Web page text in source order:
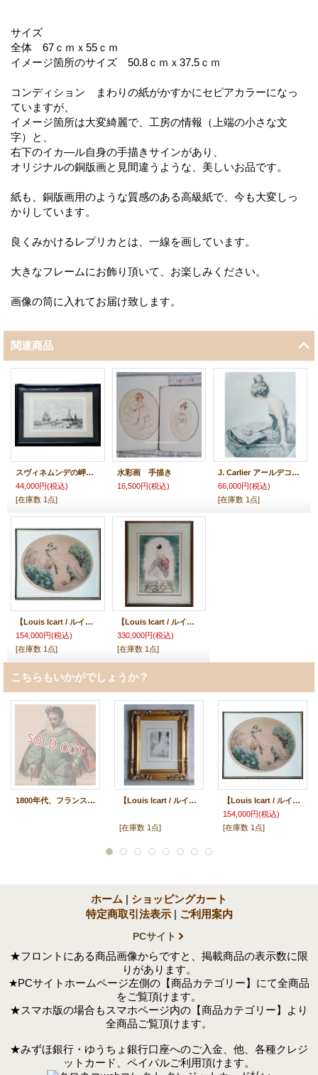
サイズ
全体 67ｃｍｘ55ｃｍ
イメージ箇所のサイズ 50.8ｃｍｘ37.5ｃｍ
コンディション まわりの紙がかすかにセピアカラーになっ
ていますが、
イメージ箇所は大変綺麗で、工房の情報（上端の小さな文
字）と、
右下のイカ―ル自身の手描きサインがあり、
オリジナルの銅版画と見間違うような、美しいお品です。
紙も、銅版画用のような質感のある高級紙で、今も大変しっ
かりしています。
良くみかけるレプリカとは、一線を画しています。
大きなフレームにお飾り頂いて、お楽しみください。
画像の筒に入れてお届け致します。
関連商品
スヴィネムンデの岬・2隻の帆船と2つの灯台がある海岸風景 アンティークエッチング画
44,000円(税込)
[在庫数 1点]
水彩画 手描き
16,500円(税込)
J. Carlier アールデコ期、アートプリント・トランプ占い 当時のフレーム入り
66,000円(税込)
[在庫数 1点]
【Louis Icart / ルイ・イカ―ル】1929年 オリジナルエッチング/銅版画 水彩彩色 紫陽花
154,000円(税込)
[在庫数 1点]
【Louis Icart / ルイ・イカ―ル】1924年 オリジナルエッチング/銅版画 水彩彩色 林檎の入った籠 16/350
330,000円(税込)
[在庫数 1点]
こちらもいかがでしょうか？
1800年代、フランス、ファッションプレート 銅版画 アンリ三世時代 【Louis Icart / ルイ・イカ―ル】オリジナル銅版画・水彩彩色
[在庫数 1点]
【Louis Icart / ルイ・イカ―ル】1929年 オリジナルエッチング/銅版画 水彩彩色 紫陽花
154,000円(税込)
[在庫数 1点]
ホーム | ショッピングカート
特定商取引法表示 | ご利用案内
PCサイト
★フロントにある商品画像からですと、掲載商品の表示数に限
りがあります。
★PCサイトホームページ左側の【商品カテゴリー】にて全商品
をご覧頂けます。
★スマホ版の場合もスマホページ内の【商品カテゴリー】より
全商品ご覧頂けます。
★みずほ銀行・ゆうちょ銀行口座へのご入金、他、各種クレジ
ットカード、ペイパルご利用頂けます。